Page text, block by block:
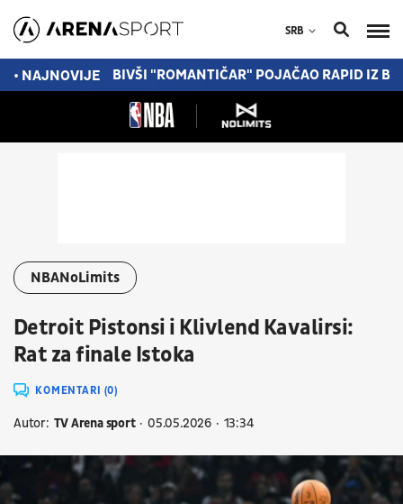
SRB
• NAJNOVIJE
U TURSKOJ BIVŠI "ROMANTIČAR" POJAČAO RAPID IZ
NBANoLimits
Detroit Pistonsi i Klivlend Kavalirsi:
Rat za finale Istoka
KOMENTARI (0)
Autor: TV Arena sport 05.05.2026 13:34